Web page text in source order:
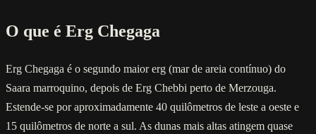
O que é Erg Chegaga
Erg Chegaga é o segundo maior erg (mar de areia contínuo) do
Saara marroquino, depois de Erg Chebbi perto de Merzouga.
Estende-se por aproximadamente 40 quilômetros de leste a oeste e
15 quilômetros de norte a sul. As dunas mais altas atingem quase